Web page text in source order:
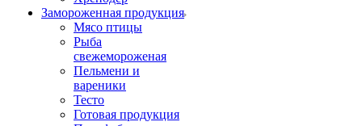
Замороженная продукция
Мясо птицы
Рыба
свежемороженая
Пельмени и
вареники
Тесто
Готовая продукция